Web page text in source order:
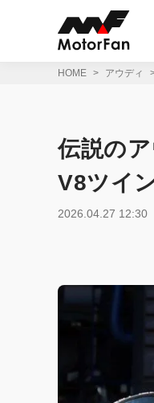
HOME アウディ
伝説の
V8ツイ
2026.04.27 12:30